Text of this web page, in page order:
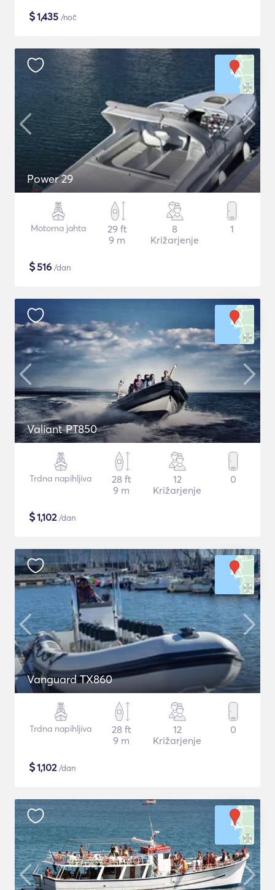
$1,435 /noč
Power 29
Motorna jahta
29 ft
9 m
8
Križarjenje
1
$516 /dan
Valiant PT850
Trdna napihljiva
28 ft
9 m
12
Križarjenje
0
$1,102/dan
Vanguard TX860
Trdna napihljiva
28 ft
9 m
12
Križarjenje
0
$1,102/dan